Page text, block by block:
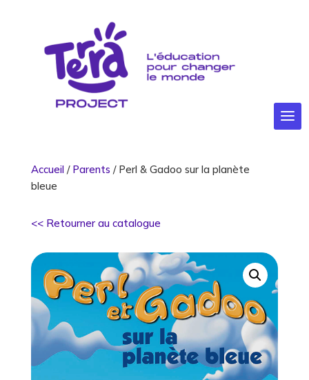
Accueil/ Parents / Perl & Gadoo sur la planète
bleue
<< Retourner au catalogue